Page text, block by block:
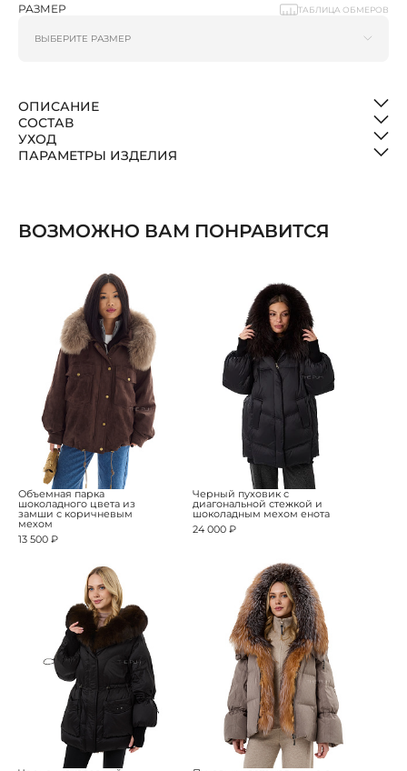
РАЗМЕР ТАБЛИЦА ОБМЕРОВ
ОПИСАНИЕ
СОСТАВ
УХОД
ПАРАМЕТРЫ ИЗДЕЛИЯ
ВОЗМОЖНО ВАМ ПОНРАВИТСЯ
Объемная парка
шоколадного цвета из
замши с коричневым
мехом
13 500 ₽
Черный пуховик с
диагональной стежкой и
шоколадным мехом енота
24 000 ₽